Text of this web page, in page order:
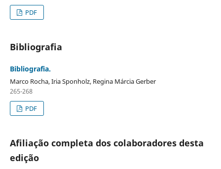
PDF
Bibliografia
Bibliografia.
Marco Rocha, Iria Sponholz, Regina Márcia Gerber
265-268
PDF
Afiliação completa dos colaboradores desta
edição